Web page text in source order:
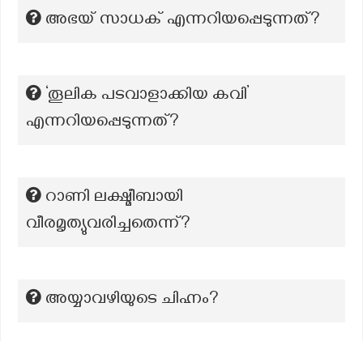
അഭയ് സാധക് എന്നറിയപ്പെടുന്നത്?
‘തൂലിക പടവാളാക്കിയ കവി’
എന്നറിയപ്പെടുന്നത്?
റാണി ലക്ഷ്മീബായി
വീരമൃത്യുവരിച്ചതെന്ന്?
അയ്യാവഴിയുടെ ചിഹ്നം?